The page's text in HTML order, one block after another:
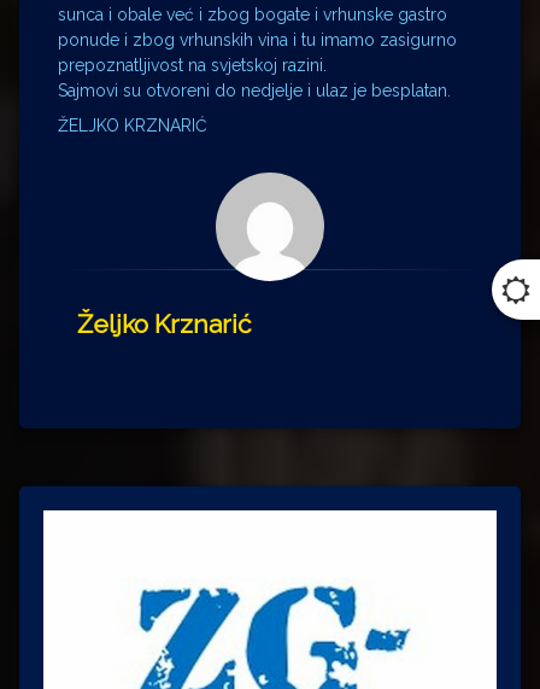
sunca i obale već i zbog bogate i vrhunske gastro
ponude i zbog vrhunskih vina i tu imamo zasigurno
prepoznatljivost na svjetskoj razini.
Sajmovi su otvoreni do nedjelje i ulaz je besplatan.
ŽELJKO KRZNARIĆ
Željko Krznarić